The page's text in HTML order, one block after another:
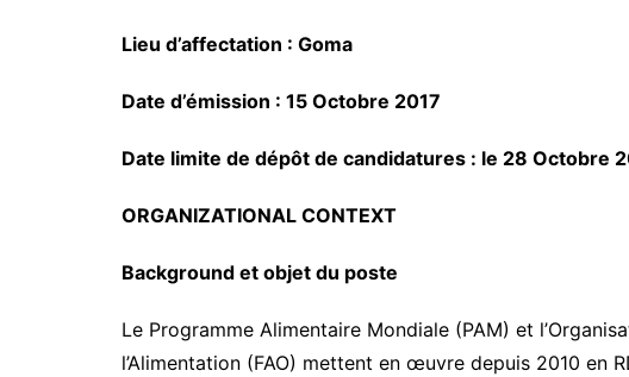
Lieu d’affectation : Goma
Date d’émission : 15 Octobre 2017
Date limite de dépôt de candidatures : le 28 Octobre
ORGANIZATIONAL CONTEXT
Background et objet du poste
Le Programme Alimentaire Mondiale (PAM) et
l’Alimentation (FAO) mettent en œuvre depuis 2010 en